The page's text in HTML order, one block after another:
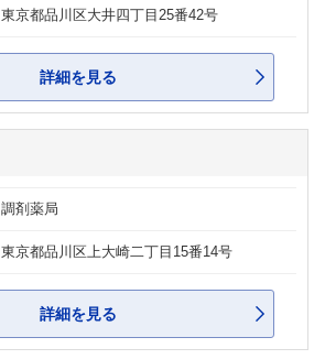
東京都品川区大井四丁目25番42号
詳細を見る
調剤薬局
東京都品川区上大崎二丁目15番14号
詳細を見る